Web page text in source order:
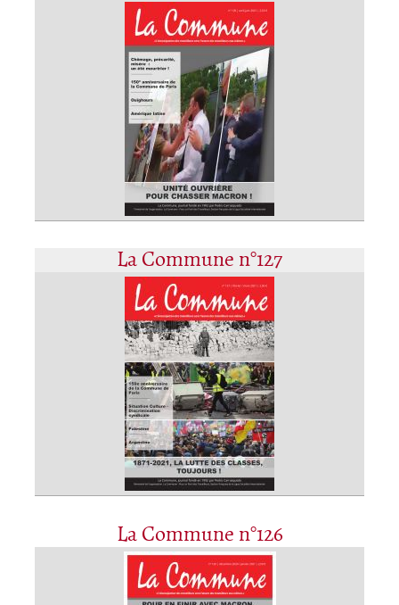
La Commune n°127
La Commune n°126